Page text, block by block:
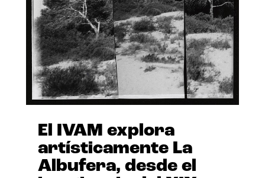
El IVAM explora
artísticamente La
Albufera, desde el